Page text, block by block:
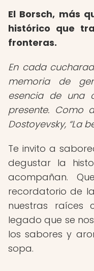
El Borsch, más
histórico que
fronteras.
En cada
memoria de
esencia de una
presente. Como
Dostoyevsky, La
Te invito a
degustar la
acompañan.
recordatorio de
nuestras raíces
legado que se
los sabores y
sopa.